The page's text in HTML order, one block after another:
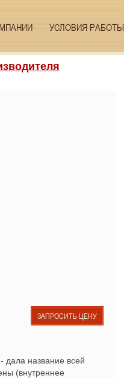
УСЛОВИЯ РАБОТЫ
ЗАПРОСИТЬ ЦЕНУ
дала название всей
(внутреннее